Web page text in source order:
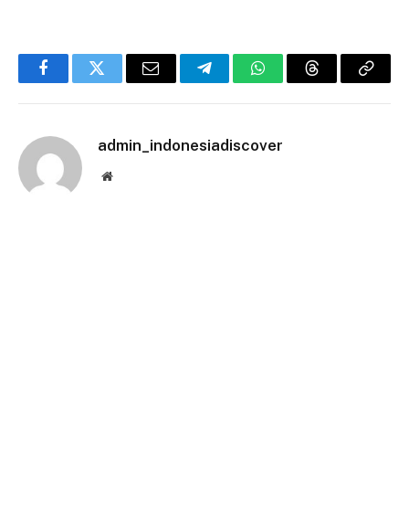
FacebookTwitter Email TelegramWhatsAppThreadsCopy
admin_indonesiadiscover
Website